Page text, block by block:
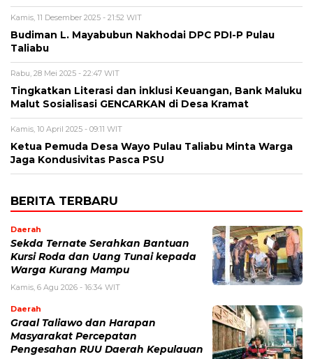
Kamis, 11 Desember 2025 - 21:52 WIT
Budiman L. Mayabubun Nakhodai DPC PDI-P Pulau
Taliabu
Rabu, 28 Mei 2025 - 22:47 WIT
Tingkatkan Literasi dan inklusi Keuangan, Bank Maluku
Malut Sosialisasi GENCARKAN di Desa Kramat
Kamis, 10 April 2025 - 09:11 WIT
Ketua Pemuda Desa Wayo Pulau Taliabu Minta Warga
Jaga Kondusivitas Pasca PSU
BERITA TERBARU
Daerah
Sekda Ternate Serahkan Bantuan
Kursi Roda dan Uang Tunai kepada
Warga Kurang Mampu
Kamis, 6 Agu 2026 - 16:34 WIT
Daerah
Graal Taliawo dan Harapan
Masyarakat Percepatan
Pengesahan RUU Daerah Kepulauan